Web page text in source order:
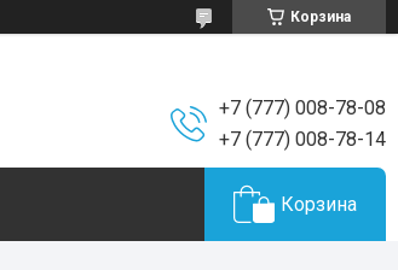
Корзина
+7 (777) 008-78-08
+7 (777) 008-78-14
Корзина